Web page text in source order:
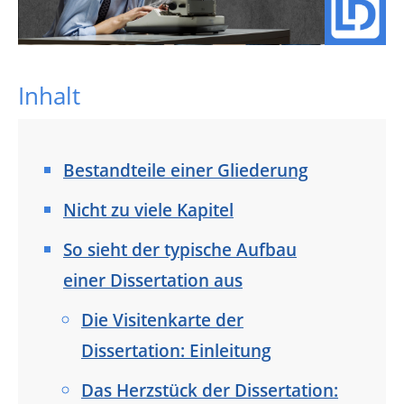
Inhalt
Bestandteile einer Gliederung
Nicht zu viele Kapitel
So sieht der typische Aufbau
einer Dissertation aus
Die Visitenkarte der
Dissertation: Einleitung
Das Herzstück der Dissertation: